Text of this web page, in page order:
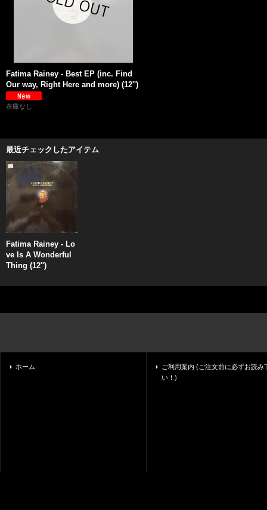
Fatima Rainey - Best EP (inc. Find
Our way, Right Here and more) (12'')
在庫なし
最近チェックしたアイテム
Fatima Rainey - Lo
ve Is A Wonderful
Thing (12'')
ホーム
ご利用案内 (ご注文前に必ずお読み
い！)